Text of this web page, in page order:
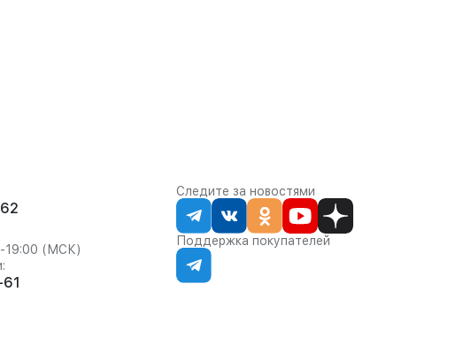
19:00 (МСК)
Следите за новостями
Поддержка покупателей